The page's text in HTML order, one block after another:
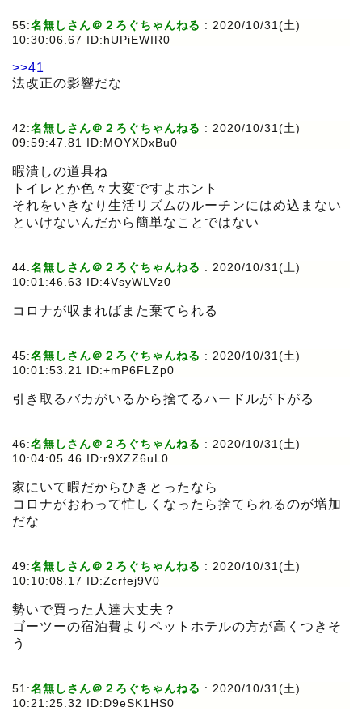
55:名無しさん＠２ろぐちゃんねる : 2020/10/31(土)
10:30:06.67 ID:hUPiEWIR0
>>41
法改正の影響だな
42:名無しさん＠２ろぐちゃんねる : 2020/10/31(土)
09:59:47.81 ID:MOYXDxBu0
暇潰しの道具ね
トイレとか色々大変ですよホント
それをいきなり生活リズムのルーチンにはめ込まない
といけないんだから簡単なことではない
44:名無しさん＠２ろぐちゃんねる : 2020/10/31(土)
10:01:46.63 ID:4VsyWLVz0
コロナが収まればまた棄てられる
45:名無しさん＠２ろぐちゃんねる : 2020/10/31(土)
10:01:53.21 ID:+mP6FLZp0
引き取るバカがいるから捨てるハードルが下がる
46:名無しさん＠２ろぐちゃんねる : 2020/10/31(土)
10:04:05.46 ID:r9XZZ6uL0
家にいて暇だからひきとったなら
コロナがおわって忙しくなったら捨てられるのが増加
だな
49:名無しさん＠２ろぐちゃんねる : 2020/10/31(土)
10:10:08.17 ID:Zcrfej9V0
勢いで買った人達大丈夫？
ゴーツーの宿泊費よりペットホテルの方が高くつきそ
う
51:名無しさん＠２ろぐちゃんねる : 2020/10/31(土)
10:21:25.32 ID:D9eSK1HS0